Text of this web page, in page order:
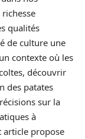
qualités
de culture une
contexte où les
découvrir
des patates
sur la
à
article propose